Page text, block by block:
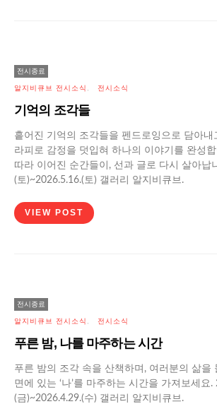
전시종료
알지비큐브 전시소식 전시소식
기억의 조각들
흩어진 기억의 조각들을 펜드로잉으로 담아내
라피로 감정을 덧입혀 하나의 이야기를 완성
따라 이어진 순간들이, 선과 글로 다시 살아납
(토)~2026.5.16.(토) 갤러리 알지비큐브.
VIEW POST
전시종료
알지비큐브 전시소식 전시소식
푸른 밤, 나를 마주하는 시간
푸른 밤의 조각 속을 산책하며, 여러분의 삶을
면에 있는 ‘나’를 마주하는 시간을 가져보세요.
(금)~2026.4.29.(수) 갤러리 알지비큐브.